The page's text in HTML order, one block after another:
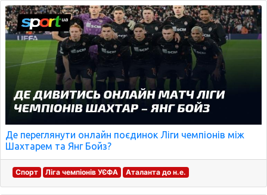
Де переглянути онлайн поєдинок Ліги чемпіонів між
Шахтарем та Янг Бойз?
Спорт Ліга чемпіонів УЄФА Аталанта до н.е.